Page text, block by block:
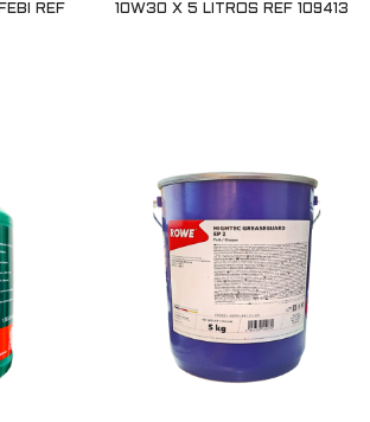
REF
10W30 X 5 LITROS REF 109413